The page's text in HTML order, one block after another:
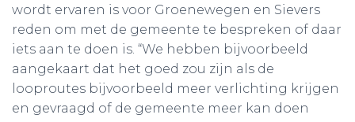
wordt ervaren is voor Groenewegen en Sievers
reden om met de gemeente te bespreken of daar
iets aan te doen is. “We hebben bijvoorbeeld
aangekaart dat het goed zou zijn als de
looproutes bijvoorbeeld meer verlichting krijgen
en gevraagd of de gemeente meer kan doen